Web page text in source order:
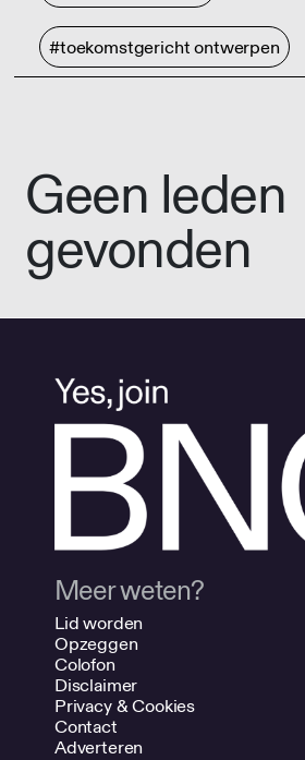
#toekomstgericht ontwerpen
Geen leden
gevonden
Meer weten?
Lid worden
Opzeggen
Colofon
Disclaimer
Privacy & Cookies
Contact
Adverteren